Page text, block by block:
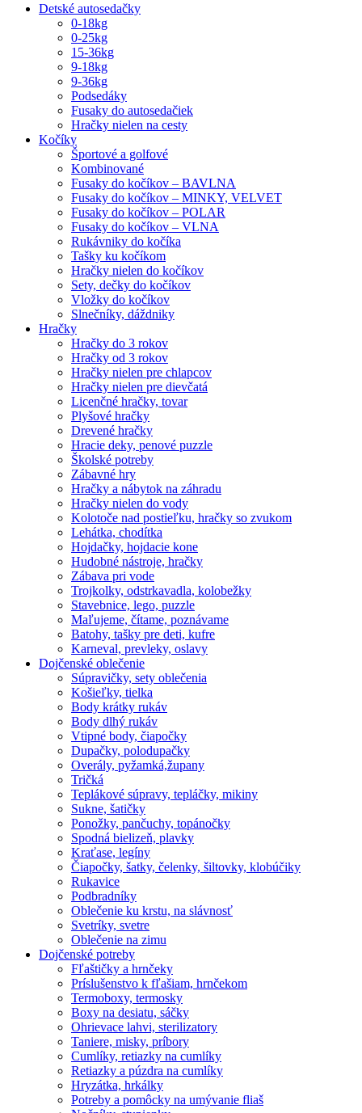
Detské autosedačky
0-18kg
0-25kg
15-36kg
9-18kg
9-36kg
Podsedáky
Fusaky do autosedačiek
Hračky nielen na cesty
Kočíky
Športové a golfové
Kombinované
Fusaky do kočíkov – BAVLNA
Fusaky do kočíkov – MINKY, VELVET
Fusaky do kočíkov – POLAR
Fusaky do kočíkov – VLNA
Rukávniky do kočíka
Tašky ku kočíkom
Hračky nielen do kočíkov
Sety, dečky do kočíkov
Vložky do kočíkov
Slnečníky, dáždniky
Hračky
Hračky do 3 rokov
Hračky od 3 rokov
Hračky nielen pre chlapcov
Hračky nielen pre dievčatá
Licenčné hračky, tovar
Plyšové hračky
Drevené hračky
Hracie deky, penové puzzle
Školské potreby
Zábavné hry
Hračky a nábytok na záhradu
Hračky nielen do vody
Kolotoče nad postieľku, hračky so zvukom
Lehátka, chodítka
Hojdačky, hojdacie kone
Hudobné nástroje, hračky
Zábava pri vode
Trojkolky, odstrkavadla, kolobežky
Stavebnice, lego, puzzle
Maľujeme, čítame, poznávame
Batohy, tašky pre deti, kufre
Karneval, prevleky, oslavy
Dojčenské oblečenie
Súpravičky, sety oblečenia
Košieľky, tielka
Body krátky rukáv
Body dlhý rukáv
Vtipné body, čiapočky
Dupačky, polodupačky
Overály, pyžamká,župany
Tričká
Teplákové súpravy, tepláčky, mikiny
Sukne, šatičky
Ponožky, pančuchy, topánočky
Spodná bielizeň, plavky
Kraťase, legíny
Čiapočky, šatky, čelenky, šiltovky, klobúčiky
Rukavice
Podbradníky
Oblečenie ku krstu, na slávnosť
Svetríky, svetre
Oblečenie na zimu
Dojčenské potreby
Fľaštičky a hrnčeky
Príslušenstvo k fľašiam, hrnčekom
Termoboxy, termosky
Boxy na desiatu, sáčky
Ohrievace lahvi, sterilizatory
Taniere, misky, príbory
Cumlíky, retiazky na cumlíky
Retiazky a púzdra na cumlíky
Hryzátka, hrkálky
Potreby a pomôcky na umývanie fliaš